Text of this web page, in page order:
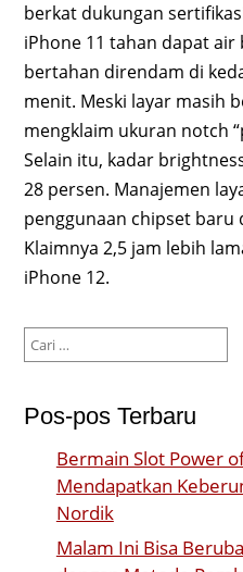
berkat dukungan
iPhone 11 tahan dapat
bertahan direndam di
menit. Meski layar masih
mengklaim ukuran notch
Selain itu, kadar
28 persen. Manajemen
penggunaan chipset baru
Klaimnya 2,5 jam lebih
iPhone 12.
untuk:
Pos-pos Terbaru
Bermain Slot Power
Mendapatkan
Nordik
Malam Ini Bisa